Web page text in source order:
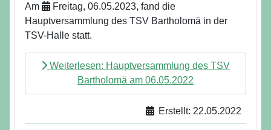
Am
Freitag, 06.05.2023, fand die
Hauptversammlung des TSV Bartholomä in der
TSV-Halle statt.
Weiterlesen: Hauptversammlung des TSV
Bartholomä am 06.05.2022
Erstellt: 22.05.2022